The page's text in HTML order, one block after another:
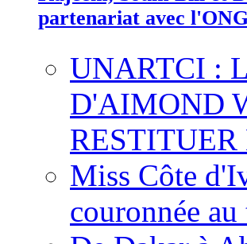
partenariat avec
UNARTCI :
D'AIMOND
Miss Côte
couronnée